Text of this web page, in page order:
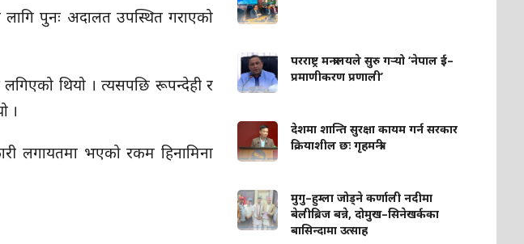
पुनः अदालत उपस्थित गराएको
थियो । त्यसपछि रूपन्देही र
।
लगायतमा भएको रकम हिनामिना
परराष्ट्र मन्त्रालयले सुरु गर्‍यो ‘नेपाल ई–
प्रमाणीकरण प्रणाली’
देशमा शान्ति सुरक्षा कायम गर्न सरकार
क्रियाशील छः गृहमन्त्री
मुगु–हुम्ला जोड्ने कर्णाली नदीमा
बेलीब्रिज बन्ने, दोमुख–सिनेखर्कका
बासिन्दामा उत्साह